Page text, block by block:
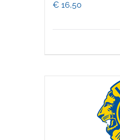
€ 16,50